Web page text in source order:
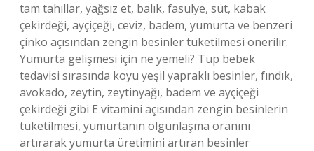
tam tahıllar, yağsız et, balık, fasulye, süt, kabak
çekirdeği, ayçiçeği, ceviz, badem, yumurta ve benzeri
çinko açısından zengin besinler tüketilmesi önerilir.
Yumurta gelişmesi için ne yemeli? Tüp bebek
tedavisi sırasında koyu yeşil yapraklı besinler, fındık,
avokado, zeytin, zeytinyağı, badem ve ayçiçeği
çekirdeği gibi E vitamini açısından zengin besinlerin
tüketilmesi, yumurtanın olgunlaşma oranını
artırarak yumurta üretimini artıran besinler